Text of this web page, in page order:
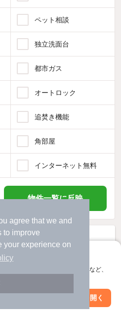
agree that we and
to improve
your experience on
クサクお部屋探し
。マップ検索やお気に入り保存など、
アプリを開く
ペット相談
独立洗面台
都市ガス
オートロック
追焚き機能
角部屋
インターネット無料
物件一覧に反映
絞り込み条件を変更